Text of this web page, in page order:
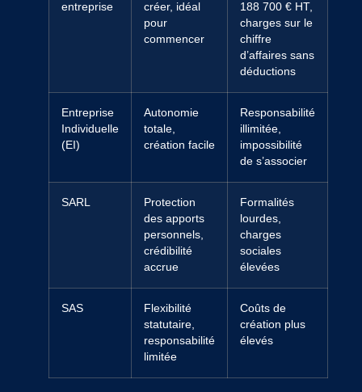
entreprise
créer, idéal
pour
commencer
188 700 € HT,
charges sur le
chiffre
d’affaires sans
déductions
Entreprise
Individuelle
(EI)
Autonomie
totale,
création facile
Responsabilité
illimitée,
impossibilité
de s’associer
SARL
Protection
des apports
personnels,
crédibilité
accrue
Formalités
lourdes,
charges
sociales
élevées
SAS
Flexibilité
statutaire,
responsabilité
limitée
Coûts de
création plus
élevés